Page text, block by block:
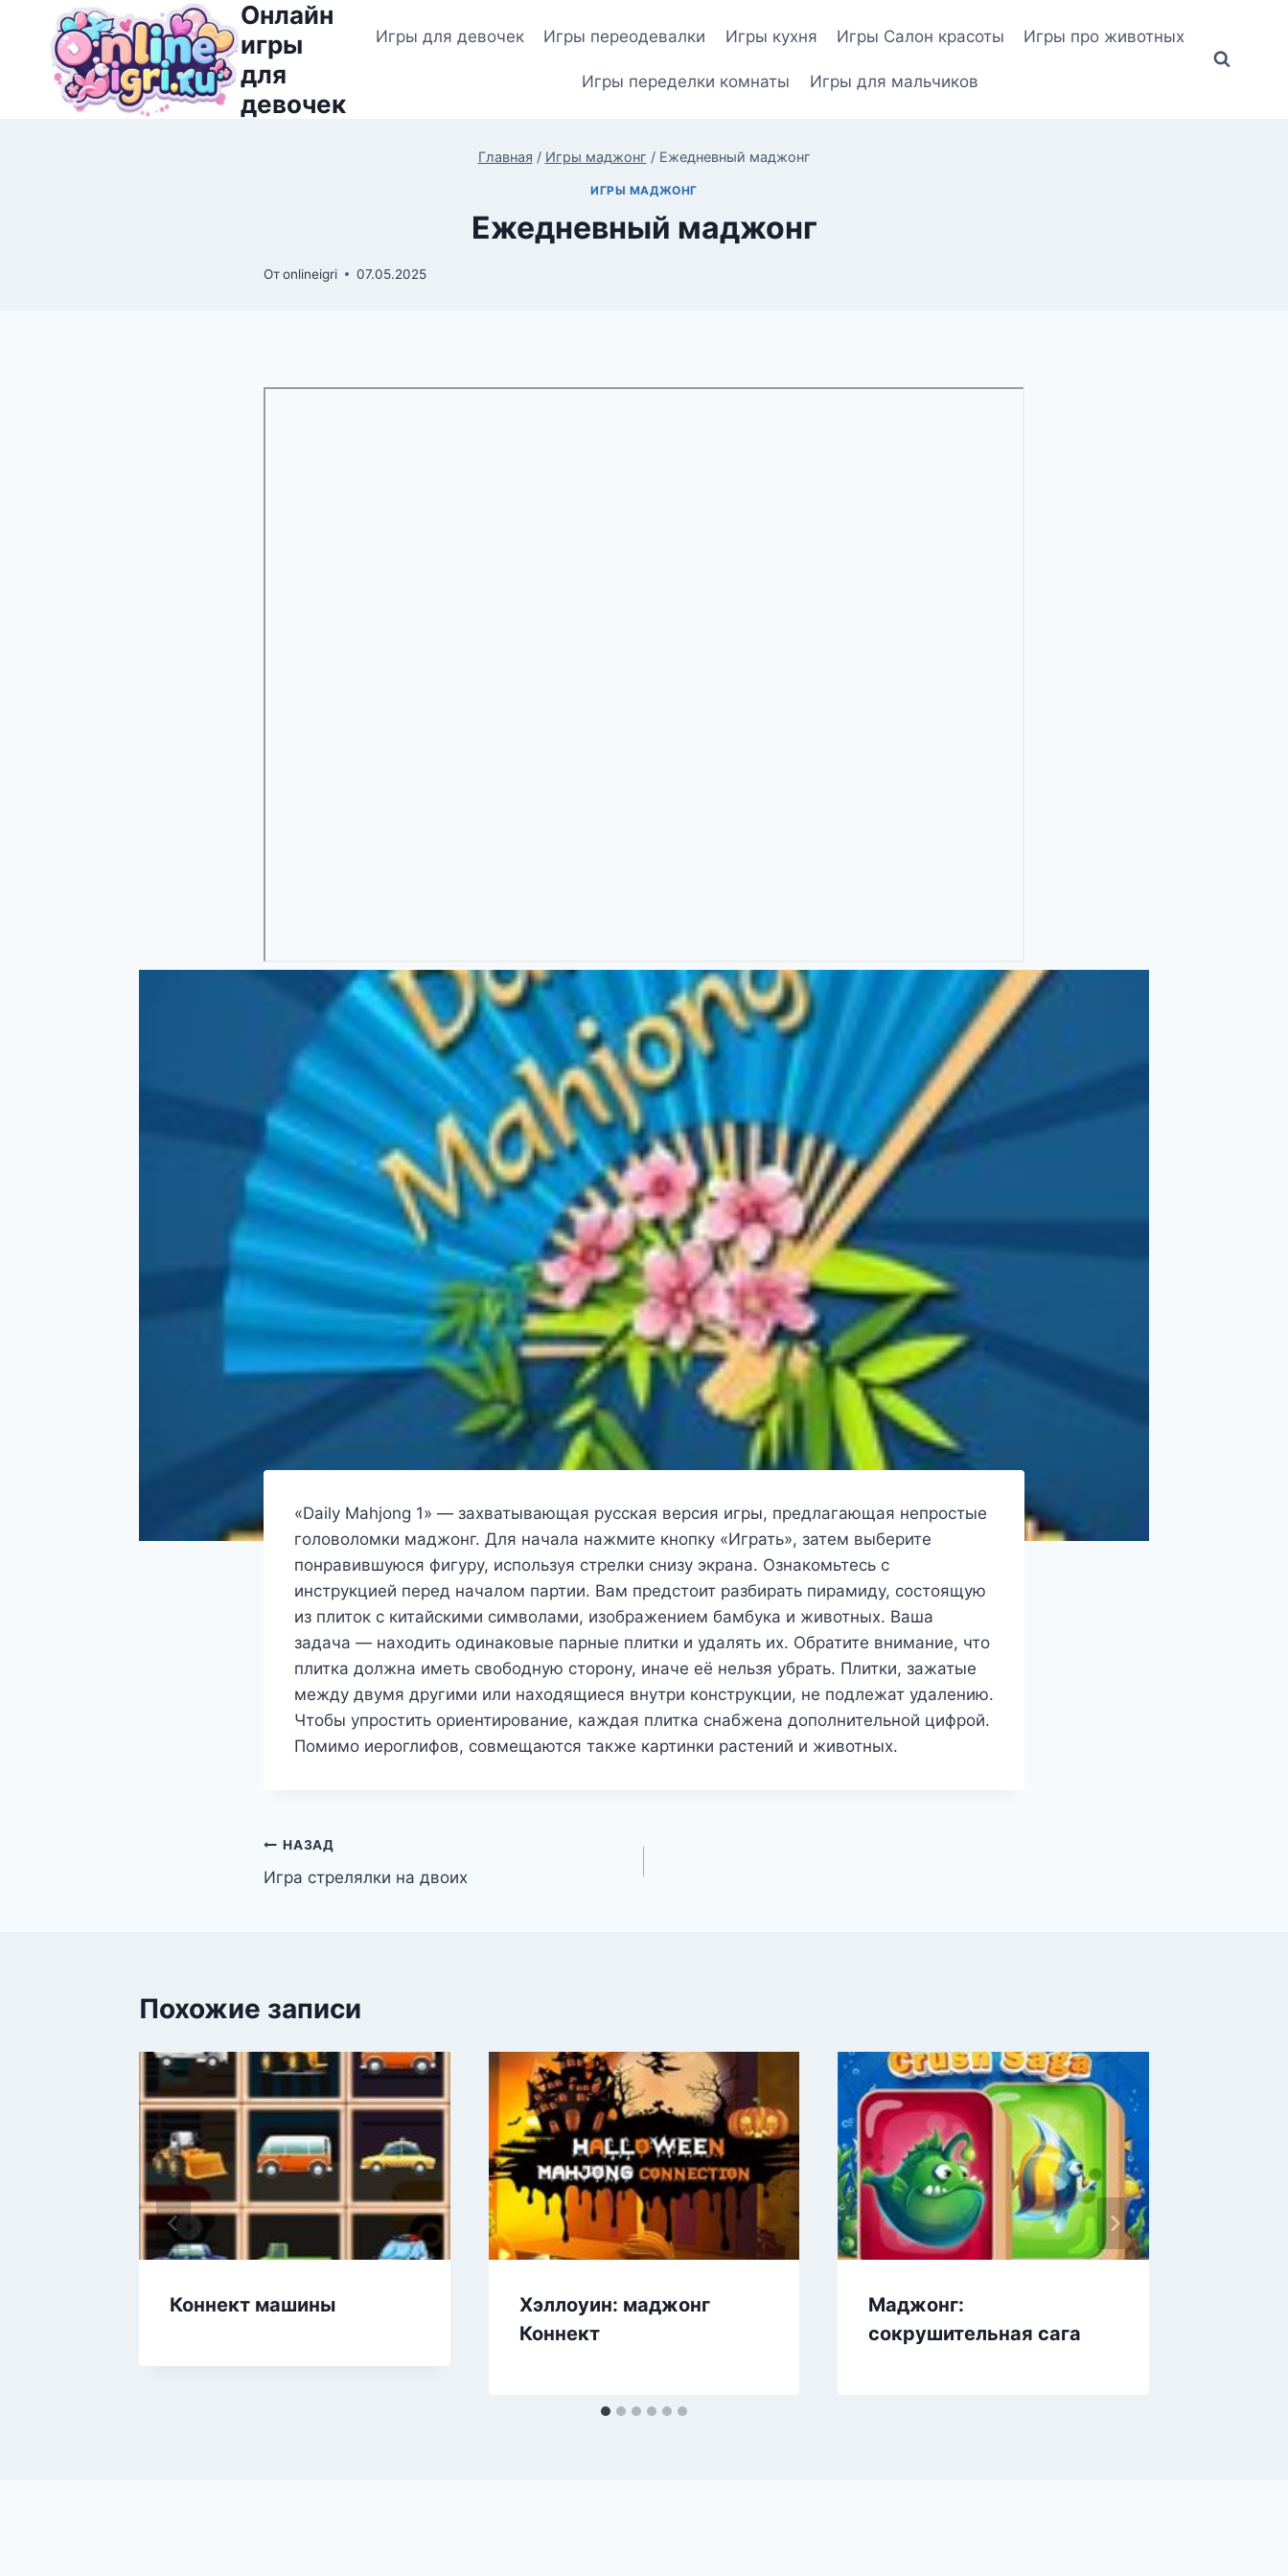
Перейти
содержимому
Онлайн
игры
для
девочек
Игры для девочек Игры переодевалки Игры кухня Игры Салон красоты Игры про животных
Игры переделки комнаты Игры для мальчиков
Главная / Игры маджонг / Ежедневный маджонг
ИГРЫ МАДЖОНГ
Ежедневный маджонг
Отonlineigri 07.05.2025
«Daily Mahjong 1» — захватывающая русская версия игры, предлагающая непростые
головоломки маджонг. Для начала нажмите кнопку «Играть», затем выберите
понравившуюся фигуру, используя стрелки снизу экрана. Ознакомьтесь с
инструкцией перед началом партии. Вам предстоит разбирать пирамиду, состоящую
из плиток с китайскими символами, изображением бамбука и животных. Ваша
задача — находить одинаковые парные плитки и удалять их. Обратите внимание, что
плитка должна иметь свободную сторону, иначе её нельзя убрать. Плитки, зажатые
между двумя другими или находящиеся внутри конструкции, не подлежат удалению.
Чтобы упростить ориентирование, каждая плитка снабжена дополнительной цифрой.
Помимо иероглифов, совмещаются также картинки растений и животных.
Навигация
по
НАЗАД
Игра стрелялки на двоих
Похожие записи
Коннект машины
Хэллоуин: маджонг
Коннект
Маджонг:
сокрушительная сага